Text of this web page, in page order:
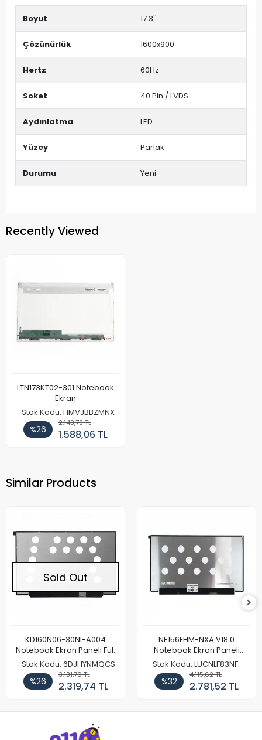
Boyut 17.3''
Çözünürlük 1600x900
Hertz 60Hz
Soket 40 Pin / LVDS
Aydınlatma LED
Yüzey Parlak
Durumu Yeni
Recently Viewed
LTN173KT02-301 Notebook
Ekran
Stok Kodu: HMVJBBZMNX
%26
2.143,79 TL
1.588,06 TL
Similar Products
Sold Out
KD160N06-30NI-A004
Notebook Ekran Paneli Full
HD
Stok Kodu: 6DJHYNMQCS
%26
3.131,70 TL
2.319,74 TL
NE156FHM-NXA V18.0
Notebook Ekran Paneli
144Hz
Stok Kodu: LUCNLF83NF
%32
4.115,62 TL
2.781,52 TL